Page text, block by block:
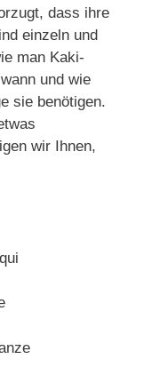
dass ihre
einzeln und
man Kaki-
und wie
sie benötigen.
wir Ihnen,